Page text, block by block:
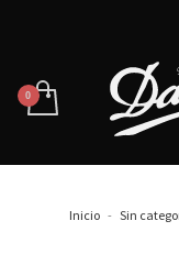
Inicio Sin